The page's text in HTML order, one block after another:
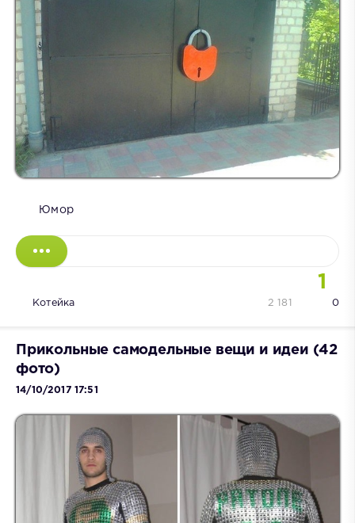
Юмор
1
Котейка 0
2 181
Прикольные самодельные вещи и идеи (42
фото)
14/10/2017 17:51